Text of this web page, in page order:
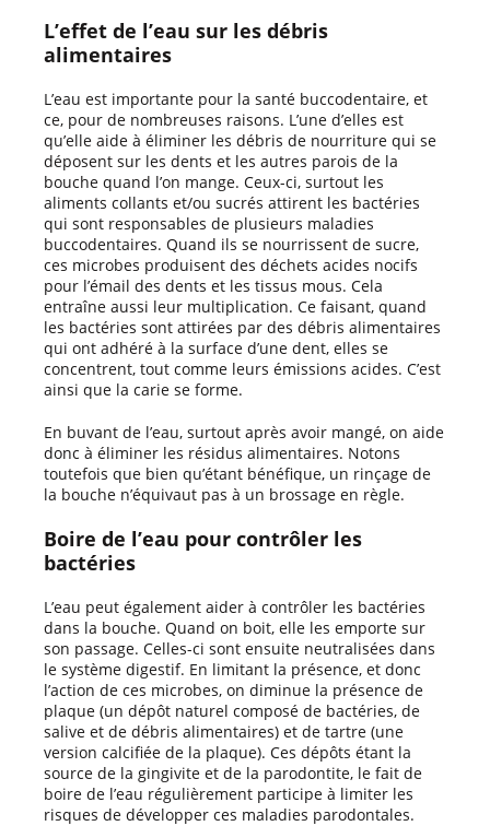
L’effet de l’eau sur les débris
alimentaires
L’eau est importante pour la santé buccodentaire, et
ce, pour de nombreuses raisons. L’une d’elles est
qu’elle aide à éliminer les débris de nourriture qui se
déposent sur les dents et les autres parois de la
bouche quand l’on mange. Ceux-ci, surtout les
aliments collants et/ou sucrés attirent les bactéries
qui sont responsables de plusieurs maladies
buccodentaires. Quand ils se nourrissent de sucre,
ces microbes produisent des déchets acides nocifs
pour l’émail des dents et les tissus mous. Cela
entraîne aussi leur multiplication. Ce faisant, quand
les bactéries sont attirées par des débris alimentaires
qui ont adhéré à la surface d’une dent, elles se
concentrent, tout comme leurs émissions acides. C’est
ainsi que la carie se forme.
En buvant de l’eau, surtout après avoir mangé, on aide
donc à éliminer les résidus alimentaires. Notons
toutefois que bien qu’étant bénéfique, un rinçage de
la bouche n’équivaut pas à un brossage en règle.
Boire de l’eau pour contrôler les
bactéries
L’eau peut également aider à contrôler les bactéries
dans la bouche. Quand on boit, elle les emporte sur
son passage. Celles-ci sont ensuite neutralisées dans
le système digestif. En limitant la présence, et donc
l’action de ces microbes, on diminue la présence de
plaque (un dépôt naturel composé de bactéries, de
salive et de débris alimentaires) et de tartre (une
version calcifiée de la plaque). Ces dépôts étant la
source de la gingivite et de la parodontite, le fait de
boire de l’eau régulièrement participe à limiter les
risques de développer ces maladies parodontales.